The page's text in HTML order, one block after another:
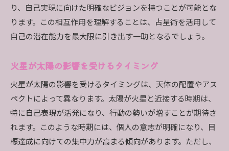
り、自己実現に向けた明確なビジョンを持つことが可能とな
ります。この相互作用を理解することは、占星術を活用して
自己の潜在能力を最大限に引き出す一助となるでしょう。
火星が太陽の影響を受けるタイミング
火星が太陽の影響を受けるタイミングは、天体の配置やアス
ペクトによって異なります。太陽が火星と近接する時期は、
特に自己表現が活発になり、行動の勢いが増すことが期待さ
れます。このような時期には、個人の意志が明確になり、目
標達成に向けての集中力が高まる傾向があります。ただし、